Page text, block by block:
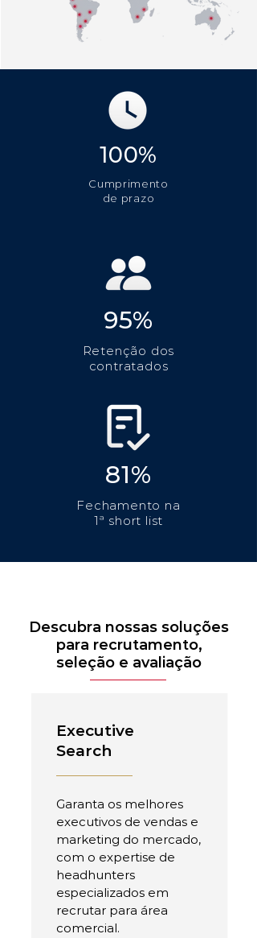
100%
Cumprimento
de prazo
95%
Retenção dos
contratados
81%
Fechamento na
1ª short list
Descubra nossas soluções
para recrutamento,
seleção e avaliação
Executive
Search
Garanta os melhores
executivos de vendas e
marketing do mercado,
com o expertise de
headhunters
especializados em
recrutar para área
comercial.